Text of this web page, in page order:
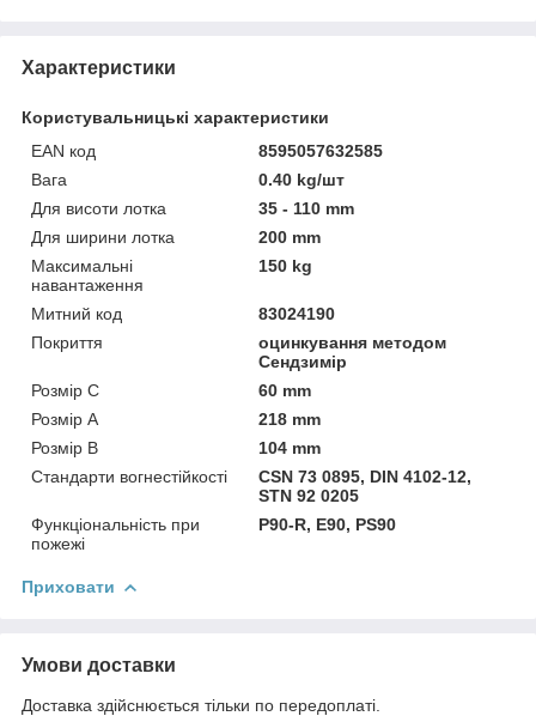
Характеристики
Користувальницькі характеристики
EAN код
8595057632585
Вага
0.40 kg/шт
Для висоти лотка
35 - 110 mm
Для ширини лотка
200 mm
Максимальні
навантаження
150 kg
Митний код
83024190
Покриття
оцинкування методом
Сендзимір
Розмір C
60 mm
Розмір А
218 mm
Розмір В
104 mm
Стандарти вогнестійкості
CSN 73 0895, DIN 4102-12,
STN 92 0205
Функціональність при
пожежі
P90-R, E90, PS90
Приховати
Умови доставки
Доставка здійснюється тільки по передоплаті.